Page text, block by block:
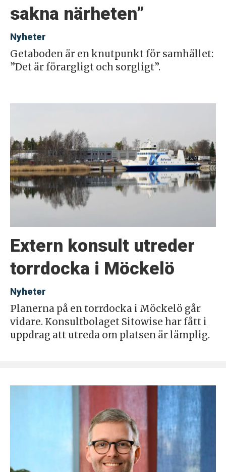
sakna närheten”
Nyheter
Getaboden är en knutpunkt för samhället:
”Det är förargligt och sorgligt”.
Extern konsult utreder
torrdocka i Möckelö
Nyheter
Planerna på en torrdocka i Möckelö går
vidare. Konsultbolaget Sitowise har fått i
uppdrag att utreda om platsen är lämplig.